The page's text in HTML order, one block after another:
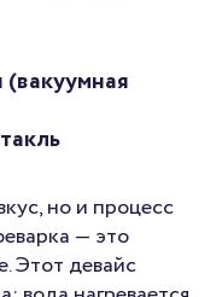
но и процесс
— это
Этот девайс